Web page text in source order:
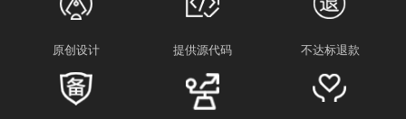
原创设计 提供源代码 不达标退款